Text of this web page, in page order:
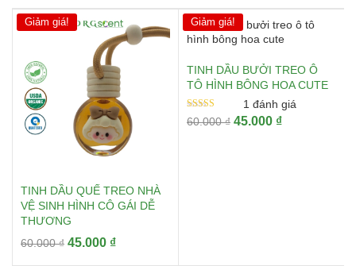
Giảm giá!
TINH DẦU QUẾ TREO NHÀ
VỆ SINH HÌNH CÔ GÁI DỄ
THƯƠNG
60.000₫ Giá
45.000 ₫Giá
Giảm giá!
TINH DẦU BƯỞI TREO Ô
TÔ HÌNH BÔNG HOA CUTE
Được xếp
hạng
1 đánh giá
60.000₫ Giá
45.000 ₫Giá